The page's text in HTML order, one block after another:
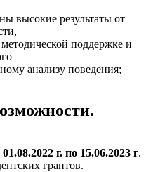
высокие результаты от
поддержке и
анализу поведения;
01.08.2022 г. по 15.06.2023 г.
грантов.